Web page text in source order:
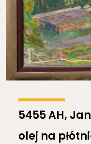
5455 AH,
olej na